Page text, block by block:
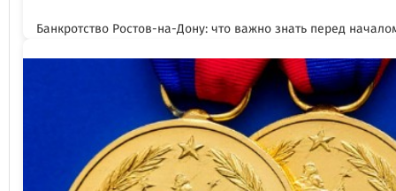
Банкротство Ростов-на-Дону: что важно знать перед